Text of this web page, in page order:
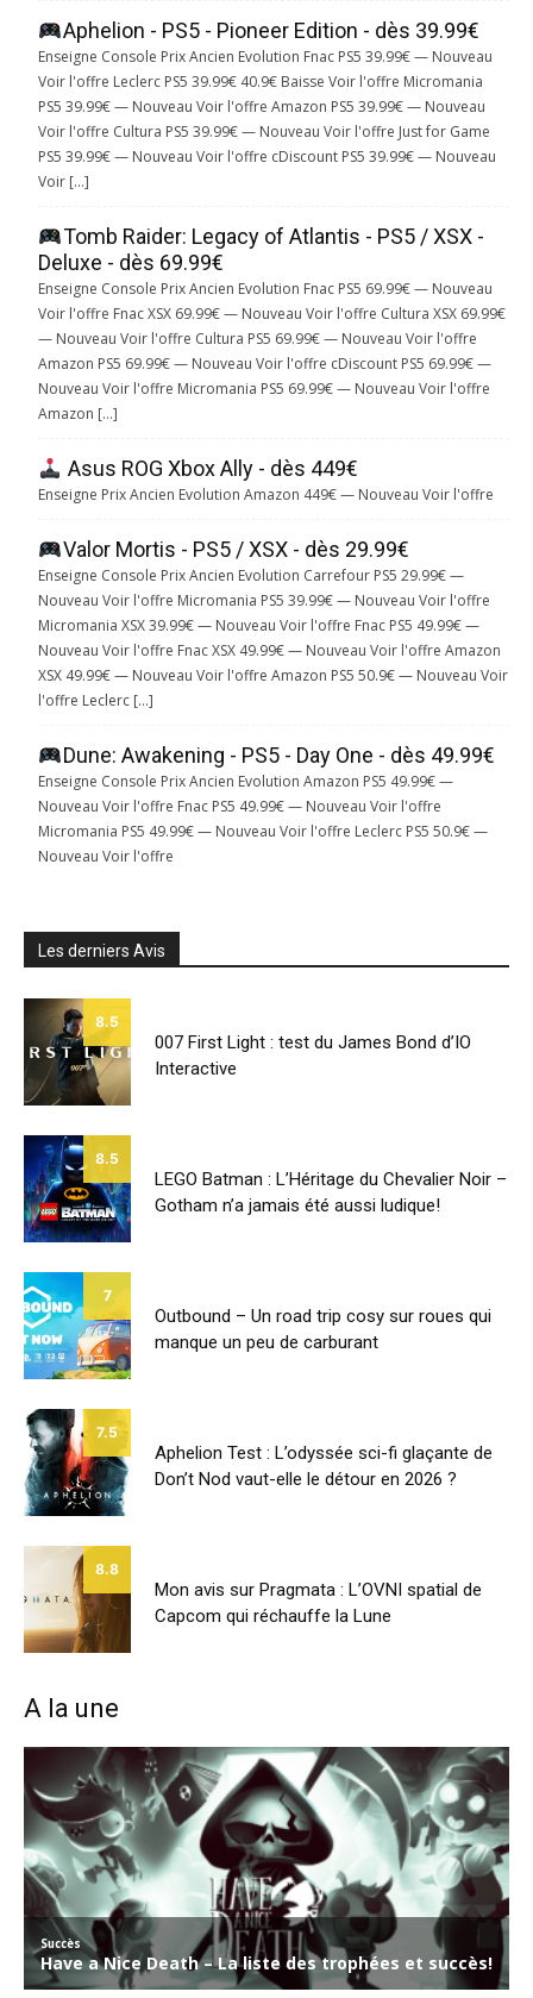
Aphelion - PS5 - Pioneer Edition - dès 39.99€
Enseigne Console Prix Ancien Evolution Fnac PS5 39.99€ — Nouveau
Voir l'offre Leclerc PS5 39.99€ 40.9€ Baisse Voir l'offre Micromania
PS5 39.99€ — Nouveau Voir l'offre Amazon PS5 39.99€ — Nouveau
Voir l'offre Cultura PS5 39.99€ — Nouveau Voir l'offre Just for Game
PS5 39.99€ — Nouveau Voir l'offre cDiscount PS5 39.99€ — Nouveau
Voir […]
Tomb Raider: Legacy of Atlantis - PS5 / XSX -
Deluxe - dès 69.99€
Enseigne Console Prix Ancien Evolution Fnac PS5 69.99€ — Nouveau
Voir l'offre Fnac XSX 69.99€ — Nouveau Voir l'offre Cultura XSX 69.99€
— Nouveau Voir l'offre Cultura PS5 69.99€ — Nouveau Voir l'offre
Amazon PS5 69.99€ — Nouveau Voir l'offre cDiscount PS5 69.99€ —
Nouveau Voir l'offre Micromania PS5 69.99€ — Nouveau Voir l'offre
Amazon […]
Asus ROG Xbox Ally - dès 449€
Enseigne Prix Ancien Evolution Amazon 449€ — Nouveau Voir l'offre
Valor Mortis - PS5 / XSX - dès 29.99€
Enseigne Console Prix Ancien Evolution Carrefour PS5 29.99€ —
Nouveau Voir l'offre Micromania PS5 39.99€ — Nouveau Voir l'offre
Micromania XSX 39.99€ — Nouveau Voir l'offre Fnac PS5 49.99€ —
Nouveau Voir l'offre Fnac XSX 49.99€ — Nouveau Voir l'offre Amazon
XSX 49.99€ — Nouveau Voir l'offre Amazon PS5 50.9€ — Nouveau Voir
l'offre Leclerc […]
Dune: Awakening - PS5 - Day One - dès 49.99€
Enseigne Console Prix Ancien Evolution Amazon PS5 49.99€ —
Nouveau Voir l'offre Fnac PS5 49.99€ — Nouveau Voir l'offre
Micromania PS5 49.99€ — Nouveau Voir l'offre Leclerc PS5 50.9€ —
Nouveau Voir l'offre
Les derniers Avis
8.5
007 First Light : test du James Bond d’IO
Interactive
8.5
LEGO Batman : L’Héritage du Chevalier Noir –
Gotham n’a jamais été aussi ludique!
7
Outbound – Un road trip cosy sur roues qui
manque un peu de carburant
7.5
Aphelion Test : L’odyssée sci-fi glaçante de
Don’t Nod vaut-elle le détour en 2026 ?
8.8
Mon avis sur Pragmata : L’OVNI spatial de
Capcom qui réchauffe la Lune
A la une